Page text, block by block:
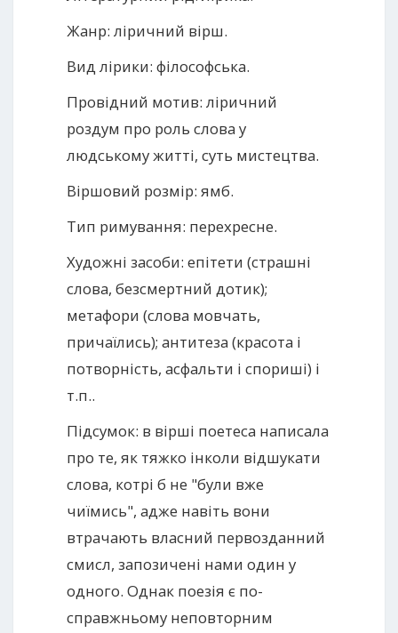
Жанр: ліричний вірш.
Вид лірики: філософська.
Провідний мотив: ліричний
роздум про роль слова у
людському житті, суть мистецтва.
Віршовий розмір: ямб.
Тип римування: перехресне.
Художні засоби: епітети (страшні
слова, безсмертний дотик);
метафори (слова мовчать,
причаїлись); антитеза (красота і
потворність, асфальти і спориші) і
т.п..
Підсумок: в вірші поетеса написала
про те, як тяжко інколи відшукати
слова, котрі б не "були вже
чиїмись", адже навіть вони
втрачають власний первозданний
смисл, запозичені нами один у
одного. Однак поезія є по-
справжньому неповторним